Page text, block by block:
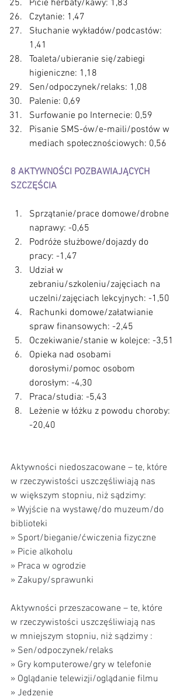
Picie herbaty/kawy: 1,83
Czytanie: 1,47
Słuchanie wykładów/podcastów:
1,41
Toaleta/ubieranie się/zabiegi
higieniczne: 1,18
Sen/odpoczynek/relaks: 1,08
Palenie: 0,69
Surfowanie po Internecie: 0,59
Pisanie SMS-ów/e-maili/postów w
mediach społecznościowych: 0,56
8 AKTYWNOŚCI POZBAWIAJĄCYCH
SZCZĘŚCIA
Sprzątanie/prace domowe/drobne
naprawy: -0,65
Podróże służbowe/dojazdy do
pracy: -1,47
Udział w
zebraniu/szkoleniu/zajęciach na
uczelni/zajęciach lekcyjnych: -1,50
Rachunki domowe/załatwianie
spraw finansowych: -2,45
Oczekiwanie/stanie w kolejce: -3,51
Opieka nad osobami
dorosłymi/pomoc osobom
dorosłym: -4,30
Praca/studia: -5,43
Leżenie w łóżku z powodu choroby:
-20,40
Aktywności niedoszacowane – te, które
w rzeczywistości uszczęśliwiają nas
w większym stopniu, niż sądzimy:
» Wyjście na wystawę/do muzeum/do
biblioteki
» Sport/bieganie/ćwiczenia fizyczne
» Picie alkoholu
» Praca w ogrodzie
» Zakupy/sprawunki
Aktywności przeszacowane – te, które
w rzeczywistości uszczęśliwiają nas
w mniejszym stopniu, niż sądzimy :
» Sen/odpoczynek/relaks
» Gry komputerowe/gry w telefonie
» Oglądanie telewizji/oglądanie filmu
» Jedzenie